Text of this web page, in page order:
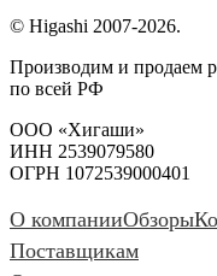
© Higashi 2007-2026.
Производим и продаем
по всей РФ
ООО «Хигаши»
ИНН 2539079580
ОГРН 1072539000401
О компанииОбзоры
Поставщикам